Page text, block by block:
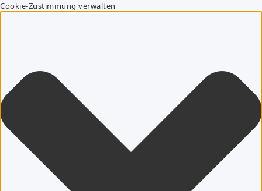
Cookie-Zustimmung verwalten